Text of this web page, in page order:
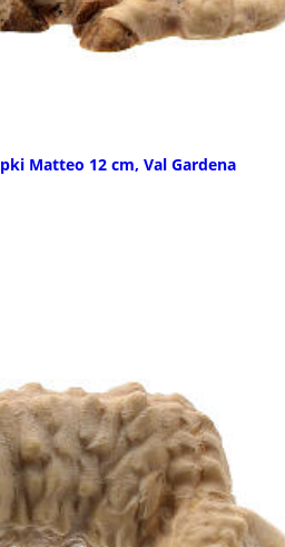
Matteo 12 cm, Val Gardena